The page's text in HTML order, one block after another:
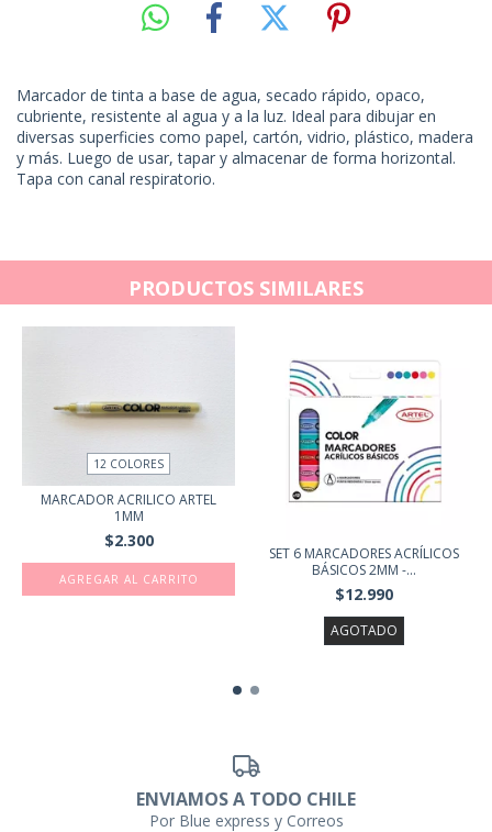
Marcador de tinta a base de agua, secado rápido, opaco,
cubriente, resistente al agua y a la luz. Ideal para dibujar en
diversas superficies como papel, cartón, vidrio, plástico, madera
y más. Luego de usar, tapar y almacenar de forma horizontal.
Tapa con canal respiratorio.
PRODUCTOS SIMILARES
12 COLORES
MARCADOR ACRILICO ARTEL
1MM
$2.300
AGREGAR AL CARRITO
SET 6 MARCADORES ACRÍLICOS
BÁSICOS 2MM -...
$12.990
AGOTADO
ENVIAMOS A TODO CHILE
Por Blue express y Correos